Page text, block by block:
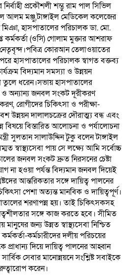
প্রকৌশলী শম্ভু রাম পাল সিভিল
আলম মঞ্জু,টাঙ্গাইল মেডিকেল কলেজের
হাসপাতালের পরিচালক ডা. মো.
কর্মকর্তা (ওসি) গোলাম মুক্তার আশরাফ
নেতৃবৃন্দ।পবিত্র কোরআন তেলাওয়াতের
হাসপাতালের পরিচালক স্বাগত বক্তব্য
বিদ্যমান সমস্যা ও উন্নয়ন
তুলে ধরেন।সভায় হাসপাতালের
ও অন্যান্য জনবল সংকট দূরীকরণ
রোগীদের চিকিৎসা ও পরীক্ষা-
উন্নয়ন দালালচক্রের দৌরাত্ম্য বন্ধ এবং
বিষয়ে বিস্তারিত আলোচনা ও পর্যালোচনা
সুলতান সালাউদ্দিন টুকু বলেন টাঙ্গাইল
স্বাস্থ্যসেবা পায় সে লক্ষ্যে আমি সর্বোচ্চ
জনবল সংকট দ্রুত নিরসনের চেষ্টা
হওয়া পর্যন্ত বিদ্যমান জনবল দিয়েই
আন্তরিকতার সঙ্গে দায়িত্ব পালনের
পেশা অত্যন্ত মানবিক ও দায়িত্বপূর্ণ।
শরণাপন্ন হয়। তাই চিকিৎসকসহ
সঙ্গে কাজ করতে হবে। সীমিত
জন্য উন্নত স্বাস্থ্যসেবা নিশ্চিত
কর্মচারীদের দলীয় পরিচয়ের
প্রাধান্য দিয়ে দায়িত্ব পালনের আহ্বান
সেবার মানোন্নয়নে সংশ্লিষ্ট সবাইকে
করেন।